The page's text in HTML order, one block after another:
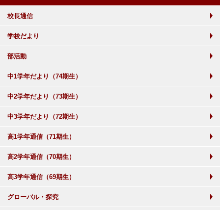
校長通信
学校だより
部活動
中1学年だより（74期生）
中2学年だより（73期生）
中3学年だより（72期生）
高1学年通信（71期生）
高2学年通信（70期生）
高3学年通信（69期生）
グローバル・探究